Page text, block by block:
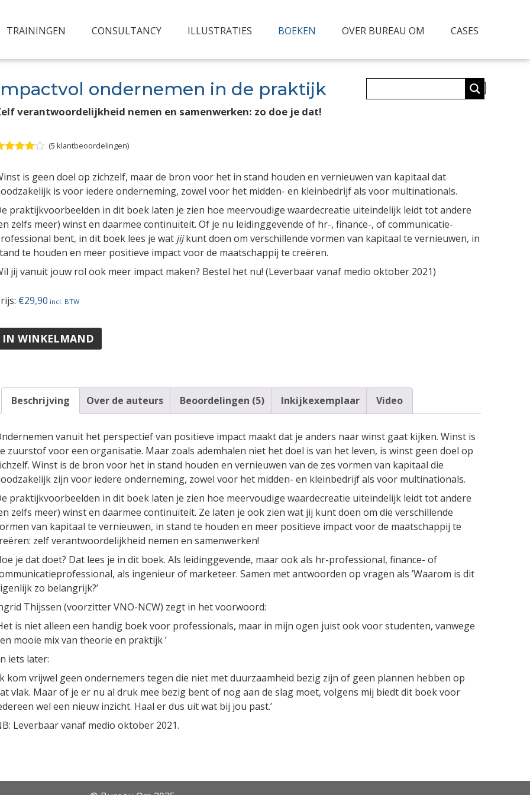
TRAININGEN CONSULTANCY ILLUSTRATIES BOEKEN OVER BUREAU OM CASES
ondernemen in de praktijk
verantwoordelijkheid nemen en samenwerken: zo doe je dat!
(5 klantbeoordelingen)
is geen doel op zichzelf, maar de bron voor het in stand houden en vernieuwen van kapitaal dat
is voor iedere onderneming, zowel voor het midden- en kleinbedrijf als voor multi­nationals.
praktijk­voorbeelden in dit boek laten je zien hoe meer­voudige waarde­creatie uiteindelijk leidt tot andere
zelfs meer) winst en daarmee continuïteit. Of je nu leiding­gevende of hr-, finance-, of communicatie­
bent, in dit boek lees je wat jijkunt doen om verschillende vormen van kapitaal te vernieuwen, in
te houden en meer positieve impact voor de maatschappij te creëren.
jij vanuit jouw rol ook meer impact maken? Bestel het nu! (Leverbaar vanaf medio oktober 2021)
€29,90
IN WINKELMAND
Beschrijving Over de auteurs Beoordelingen (5) Inkijkexemplaar Video
vanuit het perspectief van positieve impact maakt dat je anders naar winst gaat kijken. Winst is
zuurstof voor een organisatie. Maar zoals ademhalen niet het doel is van het leven, is winst geen doel op
Winst is de bron voor het in stand houden en vernieuwen van de zes vormen van kapitaal die
zijn voor iedere onderneming, zowel voor het midden- en kleinbedrijf als voor multi­nationals.
praktijk­voorbeelden in dit boek laten je zien hoe meervoudige waarde­creatie uiteindelijk leidt tot andere
zelfs meer) winst en daarmee continuïteit. Ze laten je ook zien wat jij kunt doen om die verschillende
van kapitaal te vernieuwen, in stand te houden en meer positieve impact voor de maatschappij te
zelf verantwoordelijkheid nemen en samenwerken!
je dat doet? Dat lees je in dit boek. Als leiding­­gevende, maar ook als hr-professional, finance- of
als ingenieur of marketeer. Samen met antwoorden op vragen als ’Waarom is dit
zo belangrijk?’
Thijssen (voorzitter VNO-NCW) zegt in het voorwoord:
is niet alleen een handig boek voor professionals, maar in mijn ogen juist ook voor studenten, vanwege
mooie mix van theorie en praktijk ’
iets later:
kom vrijwel geen ondernemers tegen die niet met duurzaam­heid bezig zijn of geen plannen hebben op
vlak. Maar of je er nu al druk mee bezig bent of nog aan de slag moet, volgens mij biedt dit boek voor
wel een nieuw inzicht. Haal er dus uit wat bij jou past.’
Leverbaar vanaf medio oktober 2021.